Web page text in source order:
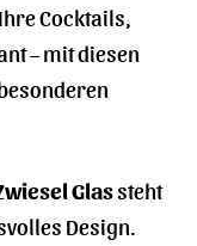
Cocktails,
– mit diesen
Glassteht
Design.